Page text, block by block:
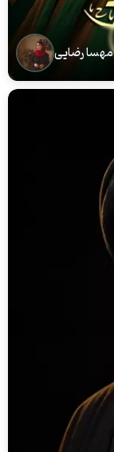
مهسا رضایی